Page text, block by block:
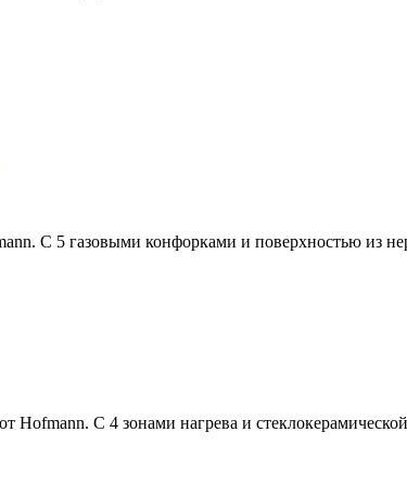
С 5 газовыми конфорками и поверхностью из
С 4 зонами нагрева и